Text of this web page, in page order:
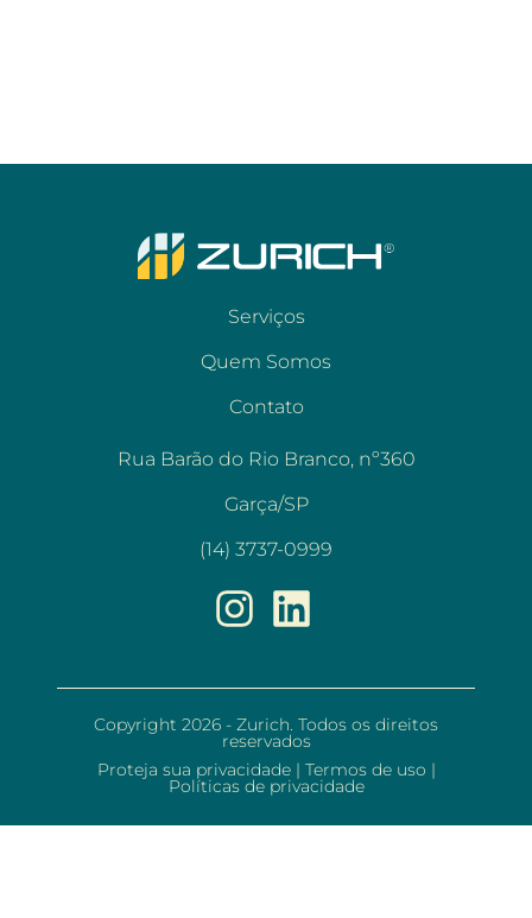
Serviços
Quem Somos
Contato
Rua Barão do Rio Branco, nº360
Garça/SP
(14) 3737-0999
Copyright 2026 - Zurich. Todos os direitos
reservados
Proteja sua privacidade | Termos de uso |
Políticas de privacidade